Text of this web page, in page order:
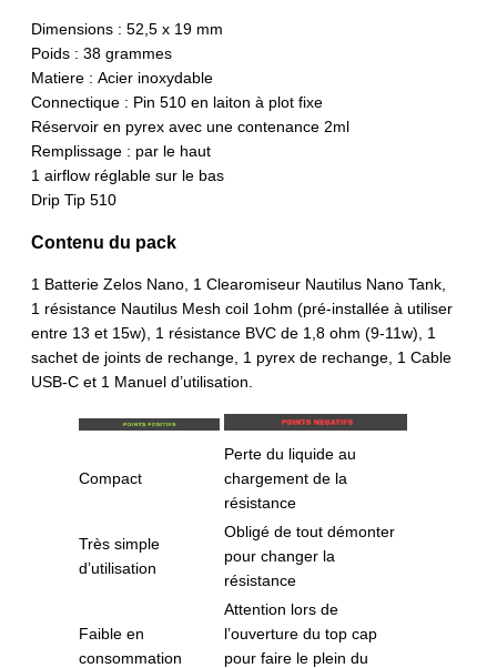
Dimensions : 52,5 x 19 mm
Poids : 38 grammes
Matiere : Acier inoxydable
Connectique : Pin 510 en laiton à plot fixe
Réservoir en pyrex avec une contenance 2ml
Remplissage : par le haut
1 airflow réglable sur le bas
Drip Tip 510
Contenu du pack
1 Batterie Zelos Nano, 1 Clearomiseur Nautilus Nano Tank,
1 résistance Nautilus Mesh coil 1ohm (pré-installée à utiliser
entre 13 et 15w), 1 résistance BVC de 1,8 ohm (9-11w), 1
sachet de joints de rechange, 1 pyrex de rechange, 1 Cable
USB-C et 1 Manuel d’utilisation.
Compact
Perte du liquide au
chargement de la
résistance
Très simple
d’utilisation
Obligé de tout démonter
pour changer la
résistance
Faible en
consommation
Attention lors de
l’ouverture du top cap
pour faire le plein du